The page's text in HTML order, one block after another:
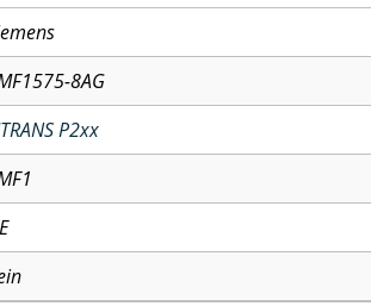
8AG
P2xx